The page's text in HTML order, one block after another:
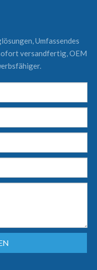
Umfassendes
versandfertig, OEM